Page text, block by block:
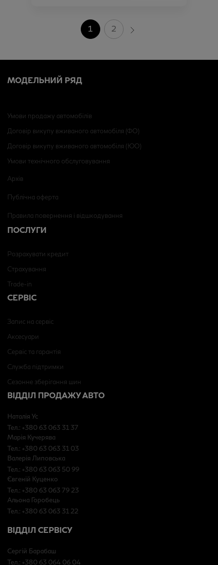
1 2
МОДЕЛЬНИЙ РЯД
Умови продажу автомобілів
Договір викупу вживаного автомобіля (ФО)
Договір викупу вживаного автомобіля (ЮО)
Умови технічного обслуговування
Архів
Публічна оферта
Правила повернення і відшкодування
ПОСЛУГИ
Розрахувати кредит
Страхування
Trade-in
СЕРВІС
Запис на сервіс
Аксесуари
Сервіс та гарантія
Служба підтримки
Сезонне зберігання шин
ВІДДІЛ ПРОДАЖУ АВТО
Наталія Ус
Тел.: +380 63 063 31 37
Марія Кучерява
Тел.: +380 63 063 31 03
Валерія Липовська
Тел.: +380 63 063 50 99
Євгеній Куценко
Тел.: +380 63 063 79 23
Альона Горобець
Тел.: +380 63 063 31 22
ВІДДІЛ СЕРВІСУ
Сергій Барабаш
Тел.: +380 63 064 06 04